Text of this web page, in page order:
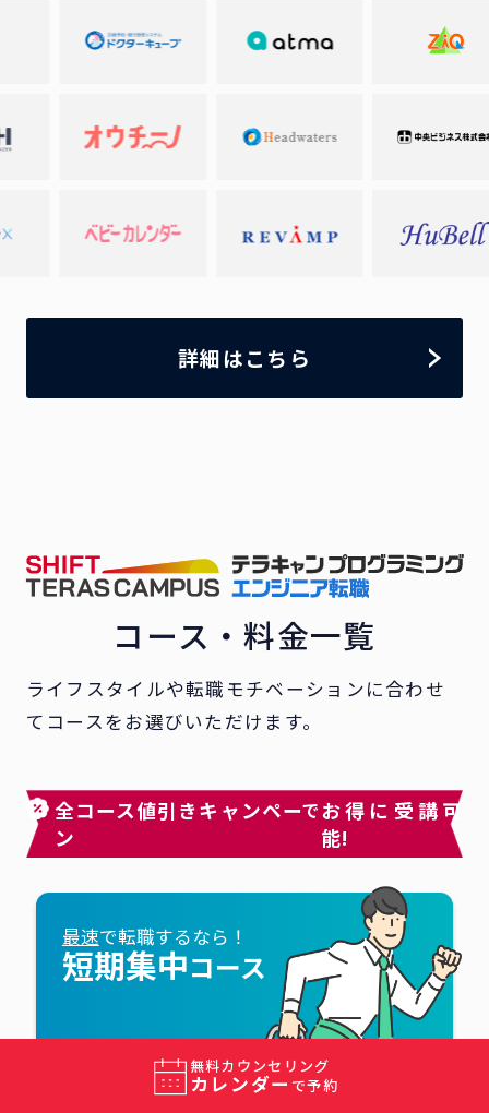
詳細はこちら
コース・料金一覧
ライフスタイルや転職モチベーションに合わせ
てコースをお選びいただけます。
全コース値引きキャンペー
ン
でお得に受講可
能!
最速で転職するなら！
短期集中コース
値引きキャンペーン適用価格
無料カウンセリング
カレンダー で予約